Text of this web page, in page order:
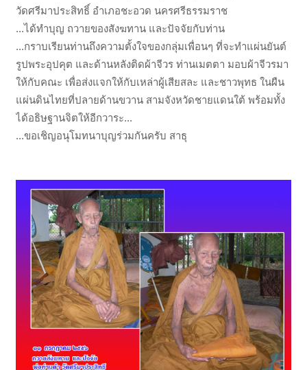
วัดศรีมาประสิทธิ์ อำเภอชะอวด นครศรีธรรมราช
...ได้ทำบุญ ถวายของสังฆทาน และปัจจัยกับท่าน
...กราบเรียนท่านถึงความตั้งใจของกลุ่มเพื่อนๆ ที่จะทำแผ่นยันต์
รูปพระอุปคุต และด้านหลังติดผ้าจีวร ท่านเมตตา มอบผ้าจีวรมา
ให้กับคณะ เพื่อส่งแจกให้กับเหล่าผู้เสียสละ และชาวพุทธ ในผืน
แผ่นดินไทยที่ปลายด้านขวาน สามจังหวัดชายแดนใต้ พร้อมทั้ง
ได้อธิษฐานจิตให้อีกวาระ...
...ขอเชิญอนุโมทนาบุญร่วมกันครับ สาธุ